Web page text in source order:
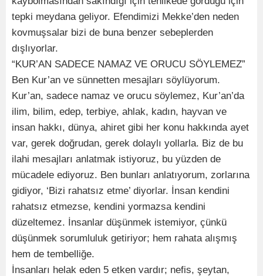
tepki meydana geliyor. Efendimizi Mekke’den neden
kovmuşsalar bizi de buna benzer sebeplerden
dışlıyorlar.
“KUR’AN SADECE NAMAZ VE ORUCU SÖYLEMEZ”
Ben Kur’an ve sünnetten mesajları söylüyorum.
Kur’an, sadece namaz ve orucu söylemez, Kur’an’da
ilim, bilim, edep, terbiye, ahlak, kadın, hayvan ve
insan hakkı, dünya, ahiret gibi her konu hakkında ayet
var, gerek doğrudan, gerek dolaylı yollarla. Biz de bu
ilahi mesajları anlatmak istiyoruz, bu yüzden de
mücadele ediyoruz. Ben bunları anlatıyorum, zorlarına
gidiyor, ‘Bizi rahatsız etme’ diyorlar. İnsan kendini
rahatsız etmezse, kendini yormazsa kendini
düzeltemez. İnsanlar düşünmek istemiyor, çünkü
düşünmek sorumluluk getiriyor; hem rahata alışmış
hem de tembelliğe.
İnsanları helak eden 5 etken vardır; nefis, şeytan,